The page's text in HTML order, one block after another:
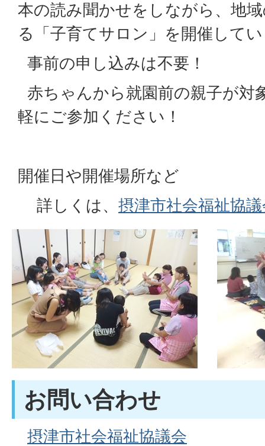
本の読み聞かせをしながら、地
る「子育てサロン」を開催して
事前の申し込みは不要！
赤ちゃんから就園前の親子が対
軽にご参加ください！
開催日や開催場所など
詳しくは、 摂津市社会福祉協
お問い合わせ
摂津市社会福祉協議会